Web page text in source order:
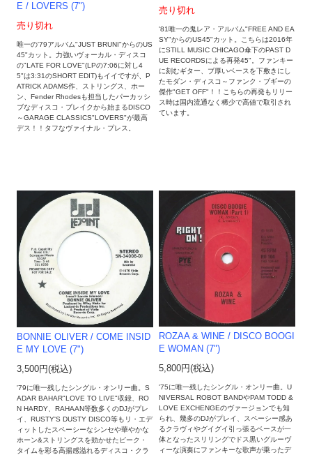
E / LOVERS (7")
売り切れ
唯一の'79アルバム"JUST BRUNI"からのUS
45"カット。力強いヴォーカル・ディスコ
の"LATE FOR LOVE"(LPの7:06に対し4
5"は3:31のSHORT EDIT)もイイですが、P
ATRICK ADAMS作、ストリングス、ホー
ン、Fender Rhodesも担当したパーカッシ
ブなディスコ・ブレイクから始まるDISCO
～GARAGE CLASSICS"LOVERS"が最高
デス！！タフなヴァイナル・プレス。
売り切れ
'81唯一の鬼レア・アルバム"FREE AND EA
SY"からのUS45"カット。こちらは2016年
にSTILL MUSIC CHICAGO傘下のPAST D
UE RECORDSによる再発45"。ファンキー
に刻むギター、ブ厚いベースを下敷きにし
たモダン・ディスコ～ファンク・ブギーの
傑作"GET OFF"！！こちらの再発もリリー
ス時は国内流通なく稀少で高値で取引され
ています。
BONNIE OLIVER / COME INSID
E MY LOVE (7")
3,500円(税込)
'79に唯一残したシングル・オンリー曲。S
ADAR BAHAR"LOVE TO LIVE"収録、RO
N HARDY、RAHAAN等数多くのDJがプレ
イ、RUSTY'S DUSTY DISCO等もリ・エデ
ィットしたスペーシーなシンセや華やかな
ホーン&ストリングスを効かせたピーク・
タイムを彩る高揚感溢れるディスコ・クラ
ROZAA & WINE / DISCO BOOGI
E WOMAN (7")
5,800円(税込)
'75に唯一残したシングル・オンリー曲。U
NIVERSAL ROBOT BANDやPAM TODD &
LOVE EXCHENGEのヴァージョンでも知
られ、幾多のDJがプレイ、スペーシー感あ
るクラヴィやグイグイ引っ張るベースが一
体となったスリリングでドス黒いグルーヴ
ィーな演奏にファンキーな歌声が乗ったデ